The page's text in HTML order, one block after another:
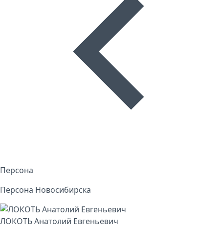
Персона
Персона Новосибирска
ЛОКОТЬ Анатолий Евгеньевич